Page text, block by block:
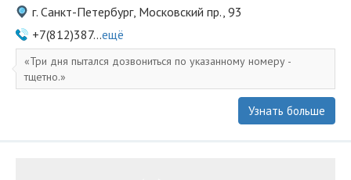
г. Санкт-Петербург, Московский пр., 93
+7(812)387...ещё
Три дня пытался дозвониться по указанному номеру -
тщетно.
Узнать больше